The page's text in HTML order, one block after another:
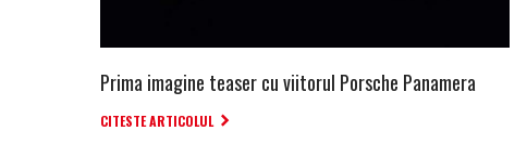
Prima imagine teaser cu viitorul Porsche Panamera
CITESTE ARTICOLUL